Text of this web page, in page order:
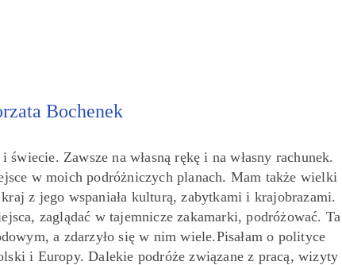
Bochenek
Zawsze na własną rękę i na własny rachunek.
w moich podróżniczych planach. Mam także wielki
z jego wspaniała kulturą, zabytkami i krajobrazami.
zaglądać w tajemnicze zakamarki, podróżować. Ta
a zdarzyło się w nim wiele.Pisałam o polityce
i Europy. Dalekie podróże związane z pracą, wizyty